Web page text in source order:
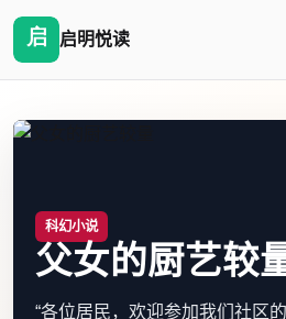
启明悦读
科幻小说
父女的厨艺较
“各位居民，欢迎参加我们社区